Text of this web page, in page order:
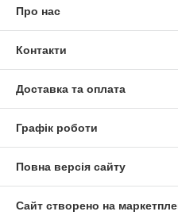
Про нас
Контакти
Доставка та оплата
Графік роботи
Повна версія сайту
Сайт створено на